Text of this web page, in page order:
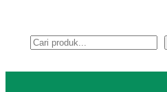
S
e